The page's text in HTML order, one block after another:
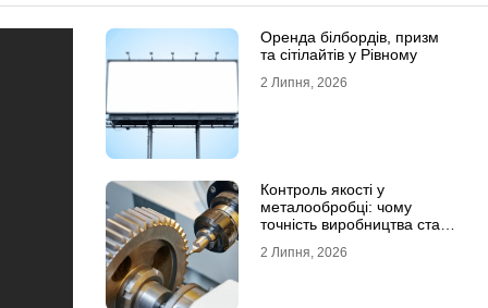
Оренда білбордів, призм
та сітілайтів у Рівному
2 Липня, 2026
Контроль якості у
металообробці: чому
точність виробництва стає
перевагою
2 Липня, 2026